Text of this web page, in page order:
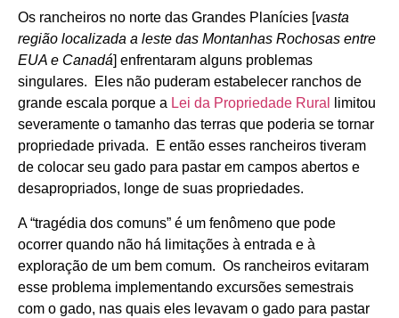
Os rancheiros no norte das Grandes Planícies [vasta
região localizada a leste das Montanhas Rochosas entre
EUA e Canadá] enfrentaram alguns problemas
singulares. Eles não puderam estabelecer ranchos de
grande escala porque a Lei da Propriedade Rural
limitou
severamente o tamanho das terras que poderia se tornar
propriedade privada. E então esses rancheiros tiveram
de colocar seu gado para pastar em campos abertos e
desapropriados, longe de suas propriedades.
A “tragédia dos comuns” é um fenômeno que pode
ocorrer quando não há limitações à entrada e à
exploração de um bem comum. Os rancheiros evitaram
esse problema implementando excursões semestrais
com o gado, nas quais eles levavam o gado para pastar